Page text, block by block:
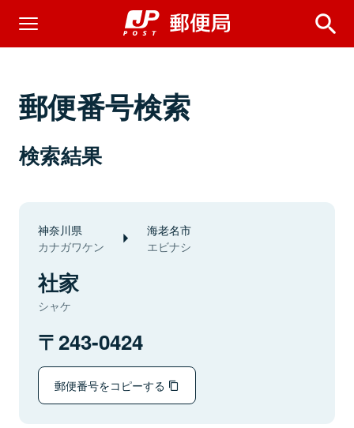
郵便番号検索
検索結果
神奈川県
カナガワケン
海老名市
エビナシ
社家
シャケ
243-0424
郵便番号をコピーする